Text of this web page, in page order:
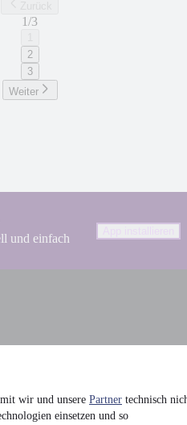
wir und unsere Partner technisch
einsetzen und so
1/3
2
3
Weiter
und einfach